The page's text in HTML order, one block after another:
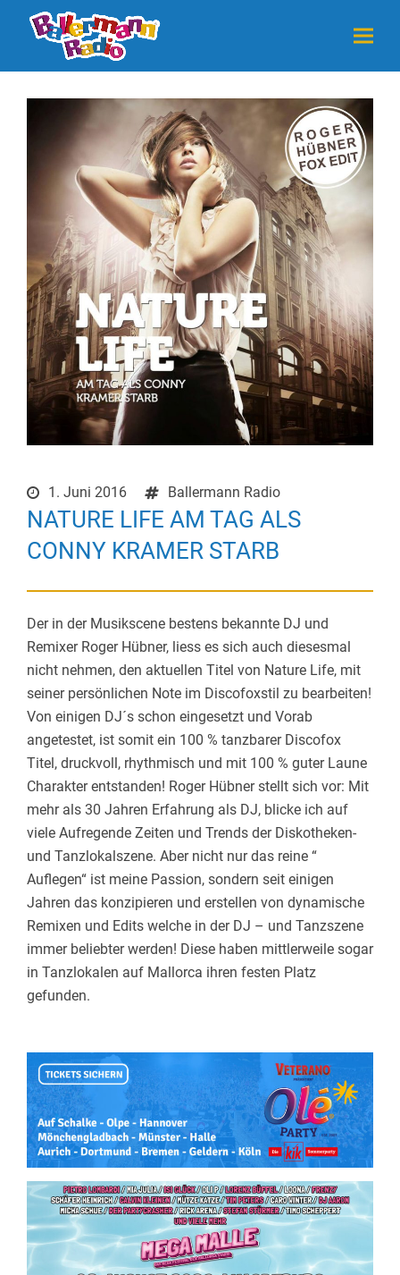
1. Juni 2016 Ballermann Radio
NATURE LIFE AM TAG ALS
CONNY KRAMER STARB
Der in der Musikscene bestens bekannte DJ und
Remixer Roger Hübner, liess es sich auch diesesmal
nicht nehmen, den aktuellen Titel von Nature Life, mit
seiner persönlichen Note im Discofoxstil zu bearbeiten!
Von einigen DJ´s schon eingesetzt und Vorab
angetestet, ist somit ein 100 % tanzbarer Discofox
Titel, druckvoll, rhythmisch und mit 100 % guter Laune
Charakter entstanden! Roger Hübner stellt sich vor: Mit
mehr als 30 Jahren Erfahrung als DJ, blicke ich auf
viele Aufregende Zeiten und Trends der Diskotheken-
und Tanzlokalszene. Aber nicht nur das reine “
Auflegen“ ist meine Passion, sondern seit einigen
Jahren das konzipieren und erstellen von dynamische
Remixen und Edits welche in der DJ – und Tanzszene
immer beliebter werden! Diese haben mittlerweile sogar
in Tanzlokalen auf Mallorca ihren festen Platz
gefunden.